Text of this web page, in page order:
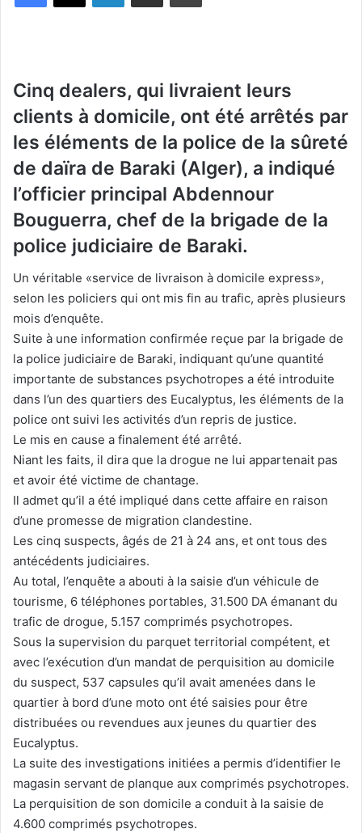
Cinq dealers, qui livraient leurs
clients à domicile, ont été arrêtés par
les éléments de la police de la sûreté
de daïra de Baraki (Alger), a indiqué
l’officier principal Abdennour
Bouguerra, chef de la brigade de la
police judiciaire de Baraki.
Un véritable «service de livraison à domicile express»,
selon les policiers qui ont mis fin au trafic, après plusieurs
mois d’enquête.
Suite à une information confirmée reçue par la brigade de
la police judiciaire de Baraki, indiquant qu’une quantité
importante de substances psychotropes a été introduite
dans l’un des quartiers des Eucalyptus, les éléments de la
police ont suivi les activités d’un repris de justice.
Le mis en cause a finalement été arrêté.
Niant les faits, il dira que la drogue ne lui appartenait pas
et avoir été victime de chantage.
Il admet qu’il a été impliqué dans cette affaire en raison
d’une promesse de migration clandestine.
Les cinq suspects, âgés de 21 à 24 ans, et ont tous des
antécédents judiciaires.
Au total, l’enquête a abouti à la saisie d’un véhicule de
tourisme, 6 téléphones portables, 31.500 DA émanant du
trafic de drogue, 5.157 comprimés psychotropes.
Sous la supervision du parquet territorial compétent, et
avec l’exécution d’un mandat de perquisition au domicile
du suspect, 537 capsules qu’il avait amenées dans le
quartier à bord d’une moto ont été saisies pour être
distribuées ou revendues aux jeunes du quartier des
Eucalyptus.
La suite des investigations initiées a permis d’identifier le
magasin servant de planque aux comprimés psychotropes.
La perquisition de son domicile a conduit à la saisie de
4.600 comprimés psychotropes.